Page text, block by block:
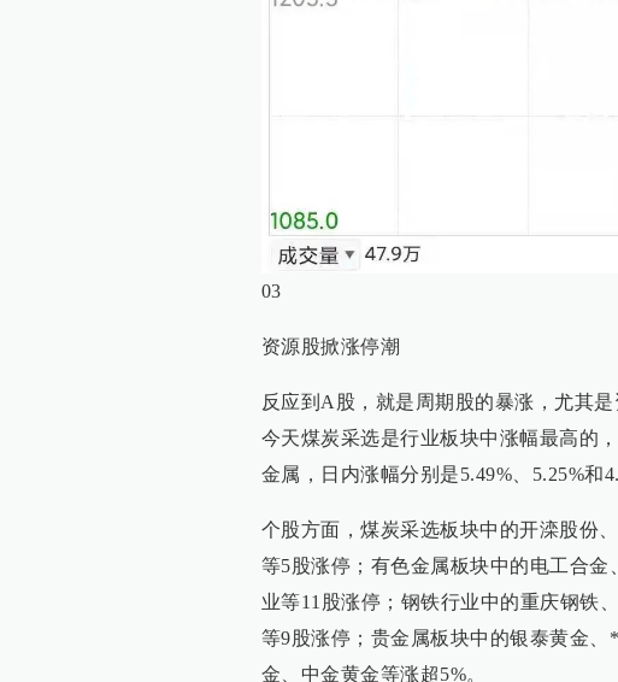
03
资源股掀涨停潮
反应到A股，就是周期股的暴涨，尤其
今天煤炭采选是行业板块中涨幅最高的
金属，日内涨幅分别是5.49%、5.25%和
个股方面，煤炭采选板块中的开滦股份
等5股涨停；有色金属板块中的电工合
业等11股涨停；钢铁行业中的重庆钢铁
等9股涨停；贵金属板块中的银泰黄金
金、中金黄金等涨超5%。